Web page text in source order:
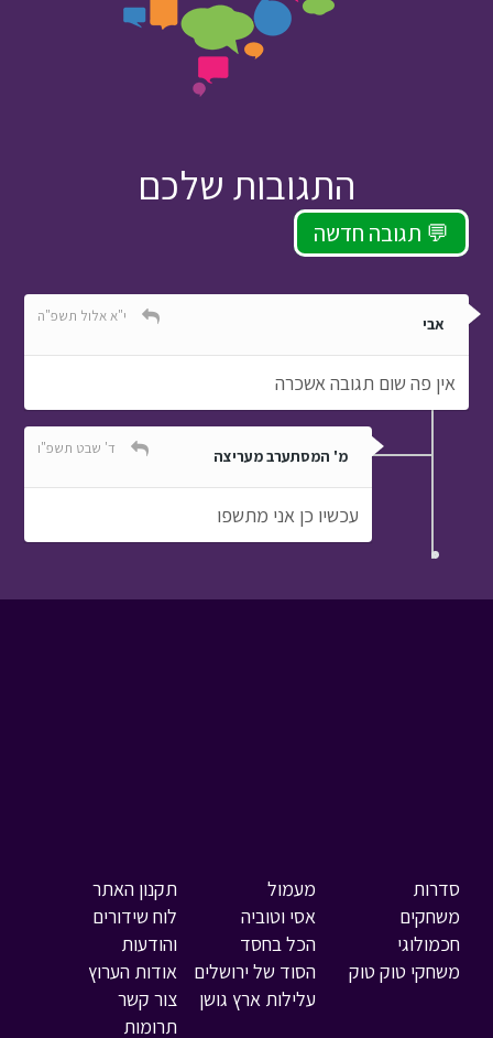
התגובות שלכם
תגובה חדשה 💬
אבי י"א אלול תשפ"ה
אין פה שום תגובה אשכרה
מ' המסתערב מעריצה ד' שבט תשפ"ו
עכשיו כן אני מתשפו
סדרות
משחקים
חכמולוגי
משחקי טוק טוק
מעמול
אסי וטוביה
הכל בחסד
הסוד של ירושלים
עלילות ארץ גושן
תקנון האתר
לוח שידורים
והודעות
אודות הערוץ
צור קשר
תרומות